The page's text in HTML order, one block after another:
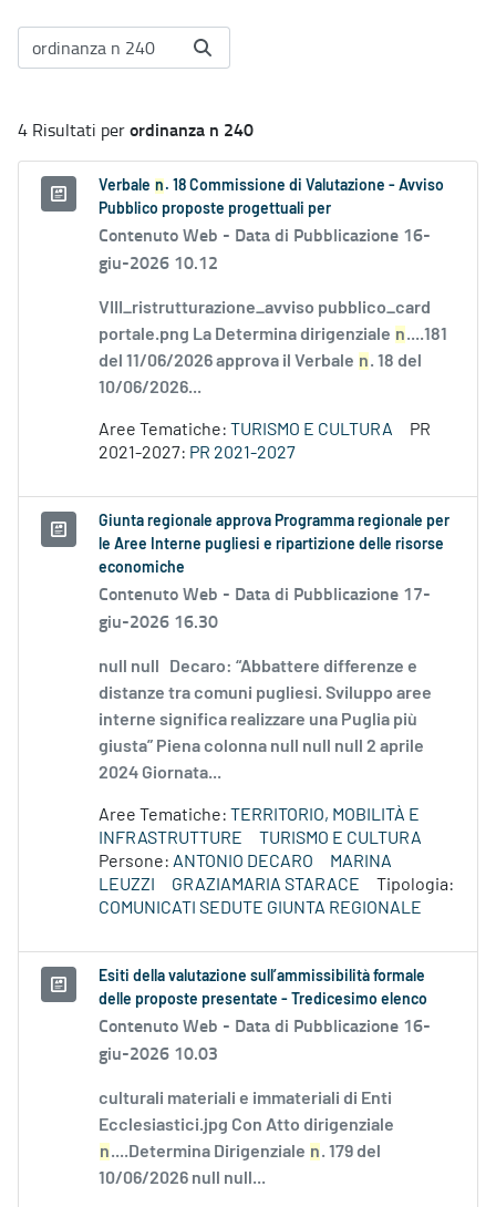
4 Risultati perordinanza n 240
Verbale n . 18 Commissione di Valutazione - Avviso
Pubblico proposte progettuali per
Contenuto Web - Data di Pubblicazione 16-
giu-2026 10.12
VIII_ristrutturazione_avviso pubblico_card
portale.png La Determina dirigenziale n....181
del 11/06/2026 approva il Verbale n. 18 del
10/06/2026...
Aree Tematiche: TURISMO E CULTURA
PR
2021-2027: PR 2021-2027
Giunta regionale approva Programma regionale per
le Aree Interne pugliesi e ripartizione delle risorse
economiche
Contenuto Web - Data di Pubblicazione 17-
giu-2026 16.30
null null Decaro: “Abbattere differenze e
distanze tra comuni pugliesi. Sviluppo aree
interne significa realizzare una Puglia più
giusta” Piena colonna null null null 2 aprile
2024 Giornata...
Aree Tematiche: TERRITORIO, MOBILITÀ E
INFRASTRUTTURE
TURISMO E CULTURA
Persone: ANTONIO DECARO
MARINA
LEUZZI
GRAZIAMARIA STARACE
Tipologia:
COMUNICATI SEDUTE GIUNTA REGIONALE
Esiti della valutazione sull’ammissibilità formale
delle proposte presentate - Tredicesimo elenco
Contenuto Web - Data di Pubblicazione 16-
giu-2026 10.03
culturali materiali e immateriali di Enti
Ecclesiastici.jpg Con Atto dirigenziale
n....Determina Dirigenziale n. 179 del
10/06/2026 null null...